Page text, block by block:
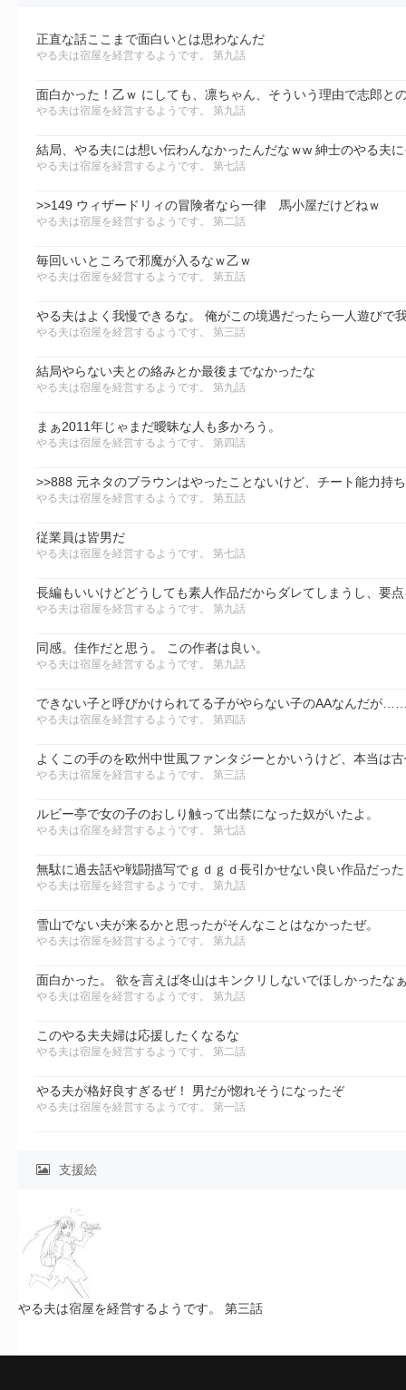
正直な話ここまで面白いとは思わなんだ
やる夫は宿屋を経営するようです。 第九話
面白かった！乙ｗ にしても、凛ちゃん、そういう理由で志郎と
やる夫は宿屋を経営するようです。 第九話
結局、やる夫には想い伝わんなかったんだなｗw 紳士のやる夫
やる夫は宿屋を経営するようです。 第七話
>>149 ウィザードリィの冒険者なら一律 馬小屋だけどねｗ
やる夫は宿屋を経営するようです。 第二話
毎回いいところで邪魔が入るなｗ乙ｗ
やる夫は宿屋を経営するようです。 第五話
やる夫はよく我慢できるな。 俺がこの境遇だったら一人遊びで
やる夫は宿屋を経営するようです。 第三話
結局やらない夫との絡みとか最後までなかったな
やる夫は宿屋を経営するようです。 第九話
まぁ2011年じゃまだ曖昧な人も多かろう。
やる夫は宿屋を経営するようです。 第四話
やる夫は宿屋を経営するようです。 第五話
従業員は皆男だ
やる夫は宿屋を経営するようです。 第七話
やる夫は宿屋を経営するようです。 第九話
同感。佳作だと思う。 この作者は良い。
やる夫は宿屋を経営するようです。 第九話
できない子と呼びかけられてる子がやらない子のAAなんだが
やる夫は宿屋を経営するようです。 第四話
やる夫は宿屋を経営するようです。 第三話
ルビー亭で女の子のおしり触って出禁になった奴がいたよ。
やる夫は宿屋を経営するようです。 第七話
無駄に過去話や戦闘描写でｇｄｇｄ長引かせない良い作品だった
やる夫は宿屋を経営するようです。 第九話
雪山でない夫が来るかと思ったがそんなことはなかったぜ。
やる夫は宿屋を経営するようです。 第九話
やる夫は宿屋を経営するようです。 第九話
このやる夫夫婦は応援したくなるな
やる夫は宿屋を経営するようです。 第二話
やる夫が格好良すぎるぜ！ 男だが惚れそうになったぞ
やる夫は宿屋を経営するようです。 第一話
支援絵
やる夫は宿屋を経営するようです。 第三話